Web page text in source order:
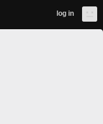
log in